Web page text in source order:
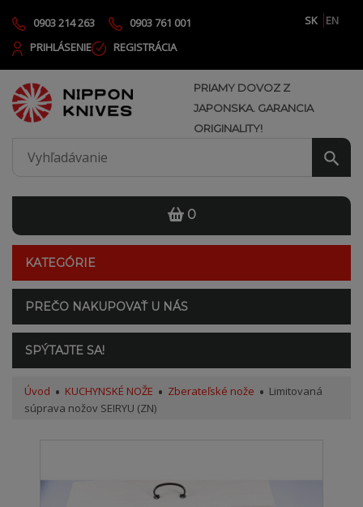
0903 214 263 0903 761 001 SK
EN
PRIHLÁSENIE
REGISTRÁCIA
PRIAMY DOVOZ Z
JAPONSKA. GARANCIA
ORIGINALITY!
0
KATEGÓRIE
PREČO NAKUPOVAŤ U NÁS
SPÝTAJTE SA!
Úvod KUCHYNSKÉ NOŽE Zberateľské nože
Limitovaná
súprava nožov SEIRYU (ZN)